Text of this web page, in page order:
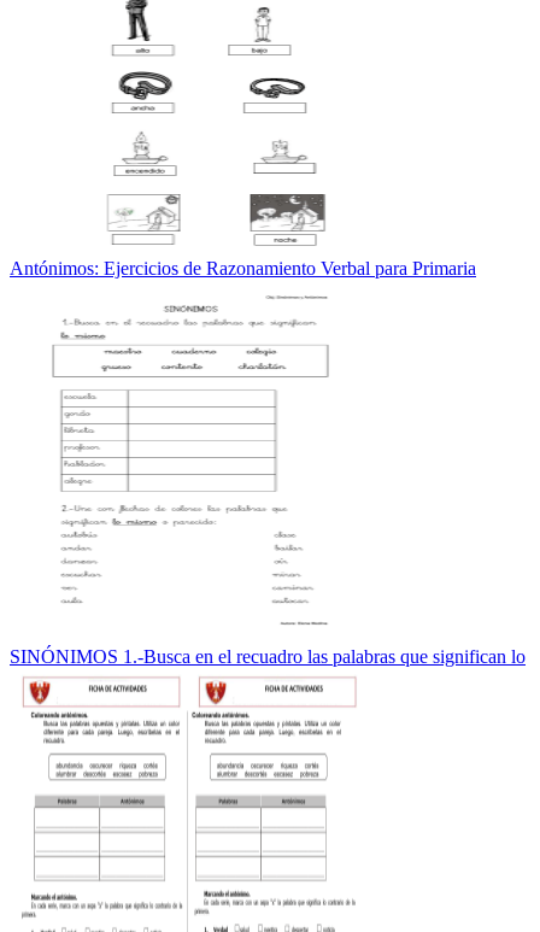
Antónimos: Ejercicios de Razonamiento Verbal para Primaria
SINÓNIMOS 1.-Busca en el recuadro las palabras que significan lo